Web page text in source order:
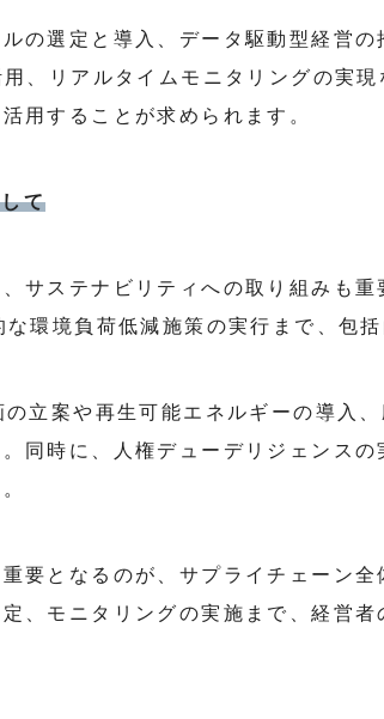
の選定と導入、データ駆動型経営
、リアルタイムモニタリングの実
用することが求められます。
て
サステナビリティへの取り組みも重
環境負荷低減施策の実行まで、包
立案や再生可能エネルギーの導入
同時に、人権デューデリジェンスの
要となるのが、サプライチェーン
、モニタリングの実施まで、経営